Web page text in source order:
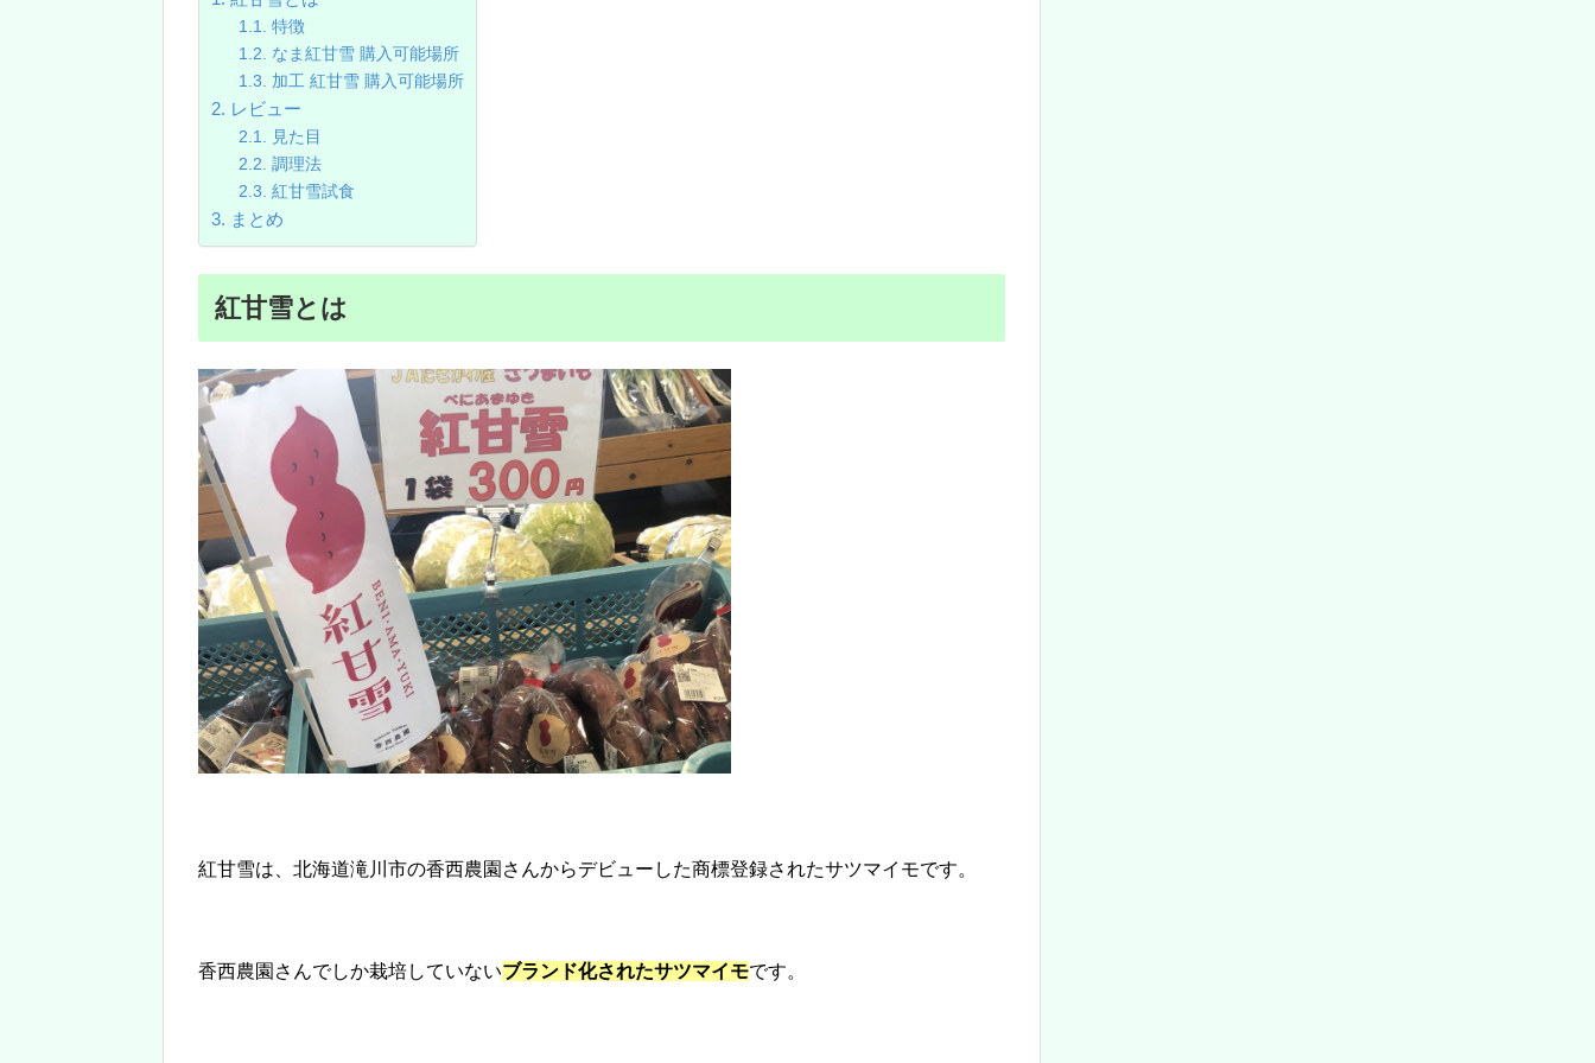
特徴
なま紅甘雪 購入可能場所
加工 紅甘雪 購入可能場所
レビュー
見た目
調理法
紅甘雪試食
まとめ
紅甘雪とは
紅甘雪は、北海道滝川市の香西農園さんからデビューした商標登録されたサツマイモです。
香西農園さんでしか栽培していないブランド化されたサツマイモです。